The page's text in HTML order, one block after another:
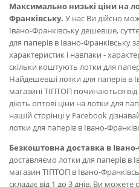
Максимально низькі ціни на
Франківську. У нас Ви дійсно
Івано-Франківську дешевше,
для паперів в Івано-Франківську
характеристик і навпаки -
скільки коштують лотки для
Найдешевші лотки для паперів в
магазині ТІПТОП починаються
діють оптові ціни на лотки для
нашій сторінці у Facebook
лотки для паперів в Івано-
Безкоштовна доставка в
доставляємо лотки для паперів в
магазин ТІПТОП в Івано-
складає від 1 до 3 днів. Ви